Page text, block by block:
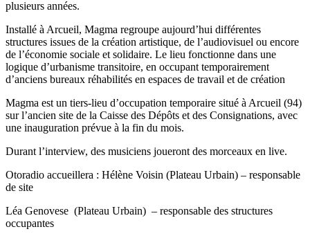
plusieurs années.
Installé à Arcueil, Magma regroupe aujourd’hui différentes
structures issues de la création artistique, de l’audiovisuel ou encore
de l’économie sociale et solidaire. Le lieu fonctionne dans une
logique d’urbanisme transitoire, en occupant temporairement
d’anciens bureaux réhabilités en espaces de travail et de création
Magma est un tiers-lieu d’occupation temporaire situé à Arcueil (94)
sur l’ancien site de la Caisse des Dépôts et des Consignations, avec
une inauguration prévue à la fin du mois.
Durant l’interview, des musiciens joueront des morceaux en live.
Otoradio accueillera : Hélène Voisin (Plateau Urbain) – responsable
de site
Léa Genovese (Plateau Urbain) – responsable des structures
occupantes